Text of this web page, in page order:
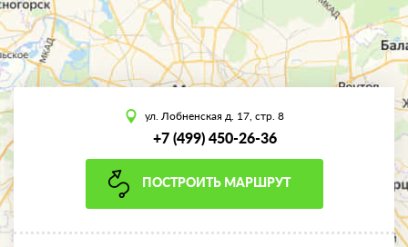
ул. Лобненская д. 17, стр. 8
+7 (499) 450-26-36
ПОСТРОИТЬ МАРШРУТ